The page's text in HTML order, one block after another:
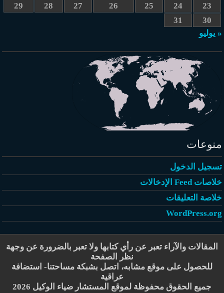
23
24
25
26
27
28
29
30
31
« يوليو
منوعات
تسجيل الدخول
خلاصات Feed الإدخالات
خلاصة التعليقات
WordPress.org
المقالات والآراء تعبر عن رأي كتابها ولا تعبر بالضرورة عن وجهة
نظر الصفحة
للحصول على موقع مشابه، اتصل بشبكة مساحتنا- استضافة
عراقية
جميع الحقوق محفوظة لموقع المستشار ضياء الوكيل 2026